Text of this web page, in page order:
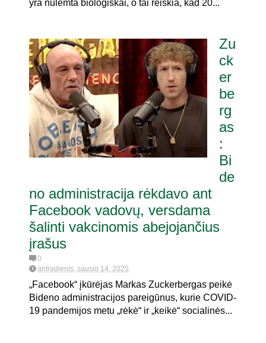
yra nulemta biologiškai, o tai reiškia, kad 20...
Zu
ck
er
be
rg
as
:
Bi
de
no administracija rėkdavo ant
Facebook vadovų, versdama
šalinti vakcinomis abejojančius
įrašus
0
antradienis, sausio 14, 2025
„Facebook“ įkūrėjas Markas Zuckerbergas peikė
Bideno administracijos pareigūnus, kurie COVID-
19 pandemijos metu „rėkė“ ir „keikė“ socialinės...